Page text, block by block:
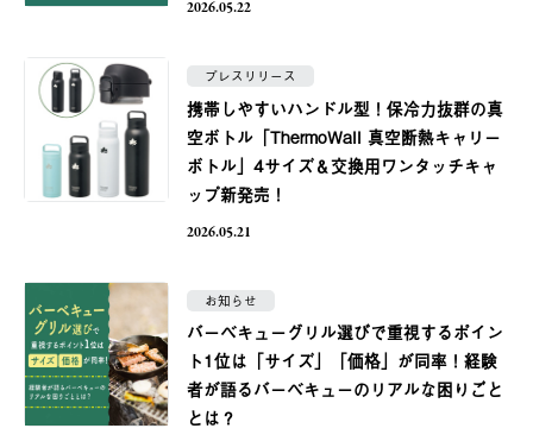
2026.05.22
プレスリリース
携帯しやすいハンドル型！保冷力抜群の真
空ボトル「ThermoWall 真空断熱キャリー
ボトル」4サイズ＆交換用ワンタッチキャ
ップ新発売！
2026.05.21
お知らせ
バーベキューグリル選びで重視するポイン
ト1位は「サイズ」「価格」が同率！経験
者が語るバーベキューのリアルな困りごと
とは？